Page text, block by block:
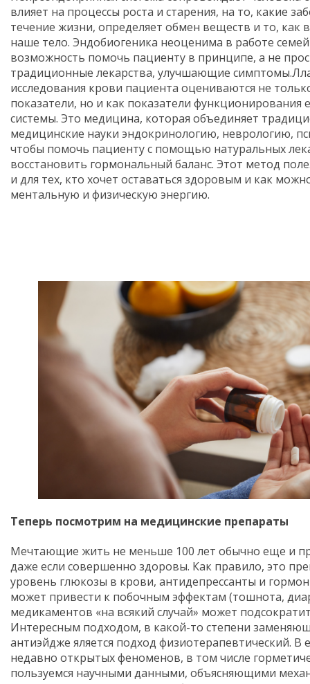
влияет на процессы роста и старения, на то, какие
течение жизни, определяет обмен веществ и то, как
наше тело. Эндобиогеника неоценима в работе
возможность помочь пациенту в принципе, а не
традиционные лекарства, улучшающие
исследования крови пациента оцениваются не
показатели, но и как показатели функционирования
системы. Это медицина, которая объединяет
медицинские науки эндокринологию, неврологию,
чтобы помочь пациенту с помощью натуральных
восстановить гормональный баланс. Этот метод
и для тех, кто хочет оставаться здоровым и как
ментальную и физическую энергию.
Теперь посмотрим на медицинские препараты
Мечтающие жить не меньше 100 лет обычно еще и
даже если совершенно здоровы. Как правило, это
уровень глюкозы в крови, антидепрессанты и
может привести к побочным эффектам (тошнота,
медикаментов «на всякий случай» может
Интересным подходом, в какой-то степени
антиэйдже яляется подход физиотерапевтический. В
недавно открытых феноменов, в том числе
пользуемся научными данными, объясняющими